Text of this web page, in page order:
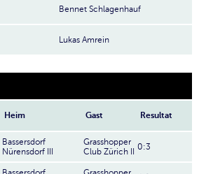
Bennet Schlagenhauf
Lukas Amrein
Heim Gast Resultat
Bassersdorf
Nürensdorf III
Grasshopper
Club Zürich II
0:3